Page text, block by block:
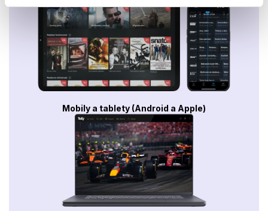
Mobily a tablety (Android a Apple)